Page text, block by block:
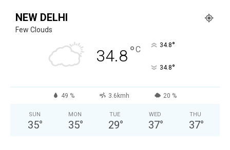
NEW DELHI
Few Clouds
34.8°C 34.8°
34.8°
49 % 3.6kmh 20 %
SUN
35°
MON
35°
TUE
29°
WED
37°
THU
37°